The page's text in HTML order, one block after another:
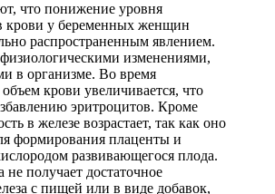
что понижение уровня
крови у беременных женщин
распространенным явлением.
изменениями,
в организме. Во время
крови увеличивается, что
эритроцитов. Кроме
в железе возрастает, так как оно
формирования плаценты и
развивающегося плода.
получает достаточное
с пищей или в виде добавок,